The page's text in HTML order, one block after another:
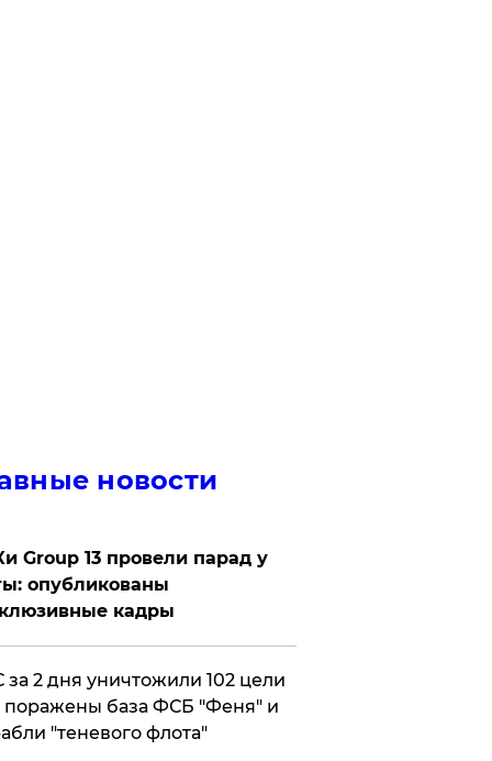
новости
Group 13 провели парад у
опубликованы
кадры
за 2 дня уничтожили 102 цели
база ФСБ "Феня" и
"теневого флота"